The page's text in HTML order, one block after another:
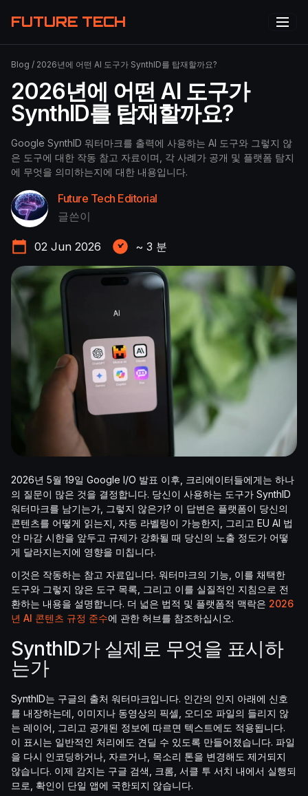
FUTURE TECH
Blog / 2026년에 어떤 AI 도구가 SynthID를 탑재할까요?
2026년에 어떤 AI 도구가
SynthID를 탑재할까요?
Google SynthID 워터마크를 출력에 사용하는 AI 도구와 그렇지 않
은 도구에 대한 작동 참고 자료이며, 각 사례가 공개 및 플랫폼 탐지
에 무엇을 의미하는지에 대한 내용입니다.
Future Tech Editorial
글쓴이
02 Jun 2026 ~ 3 분
2026년 5월 19일 Google I/O 발표 이후, 크리에이터들에게는 하나
의 질문이 많은 것을 결정합니다. 당신이 사용하는 도구가 SynthID
워터마크를 남기는가, 그렇지 않은가? 이 답변은 플랫폼이 당신의
콘텐츠를 어떻게 읽는지, 자동 라벨링이 가능한지, 그리고 EU AI 법
안 마감 시한을 앞두고 규제가 강화될 때 당신의 노출 정도가 어떻
게 달라지는지에 영향을 미칩니다.
이것은 작동하는 참고 자료입니다. 워터마크의 기능, 이를 채택한
도구와 그렇지 않은 도구 목록, 그리고 이를 실질적인 지침으로 전
환하는 내용을 설명합니다. 더 넓은 법적 및 플랫폼적 맥락은 2026
년 AI 콘텐츠 규정 준수에 관한 허브를 참조하십시오.
SynthID가 실제로 무엇을 표시하
는가
SynthID는 구글의 출처 워터마크입니다. 인간의 인지 아래에 신호
를 내장하는데, 이미지나 동영상의 픽셀, 오디오 파일의 들리지 않
는 레이어, 그리고 공개된 정보에 따르면 텍스트에도 적용됩니다.
이 표시는 일반적인 처리에도 견딜 수 있도록 만들어졌습니다. 파일
을 다시 인코딩하거나, 자르거나, 목소리 톤을 변경해도 제거되지
않습니다. 이제 감지는 구글 검색, 크롬, 서클 투 서치 내에서 실행되
므로, 확인이 단일 앱에 국한되지 않습니다.